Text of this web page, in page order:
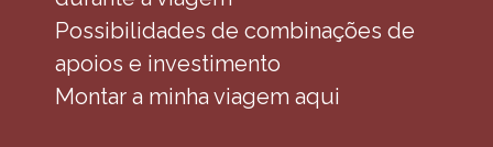
Possibilidades de combinações de
apoios e investimento
Montar a minha viagem aqui